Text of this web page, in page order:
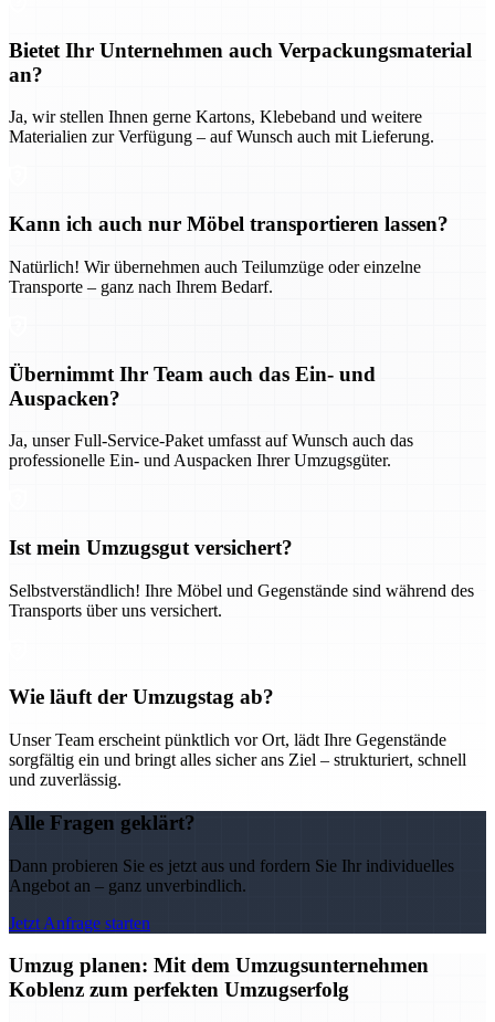
Bietet Ihr Unternehmen auch Verpackungsmaterial
an?
Ja, wir stellen Ihnen gerne Kartons, Klebeband und weitere
Materialien zur Verfügung – auf Wunsch auch mit Lieferung.
Kann ich auch nur Möbel transportieren lassen?
Natürlich! Wir übernehmen auch Teilumzüge oder einzelne
Transporte – ganz nach Ihrem Bedarf.
Übernimmt Ihr Team auch das Ein- und
Auspacken?
Ja, unser Full-Service-Paket umfasst auf Wunsch auch das
professionelle Ein- und Auspacken Ihrer Umzugsgüter.
Ist mein Umzugsgut versichert?
Selbstverständlich! Ihre Möbel und Gegenstände sind während des
Transports über uns versichert.
Wie läuft der Umzugstag ab?
Unser Team erscheint pünktlich vor Ort, lädt Ihre Gegenstände
sorgfältig ein und bringt alles sicher ans Ziel – strukturiert, schnell
und zuverlässig.
Alle Fragen geklärt?
Dann probieren Sie es jetzt aus und fordern Sie Ihr individuelles
Angebot an – ganz unverbindlich.
Jetzt Anfrage starten
Umzug planen: Mit dem Umzugsunternehmen
Koblenz zum perfekten Umzugserfolg